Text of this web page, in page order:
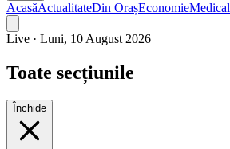
AcasăActualitateDin OrașEconomieMedical
Live · Luni, 10 August 2026
Toate secțiunile
Închide